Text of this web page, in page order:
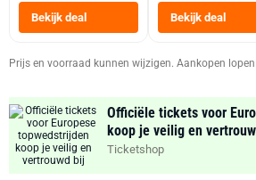
Bekijk deal Bekijk deal
Prijs en voorraad kunnen wijzigen. Aankopen
Officiële tickets voor
koop je veilig en
Ticketshop